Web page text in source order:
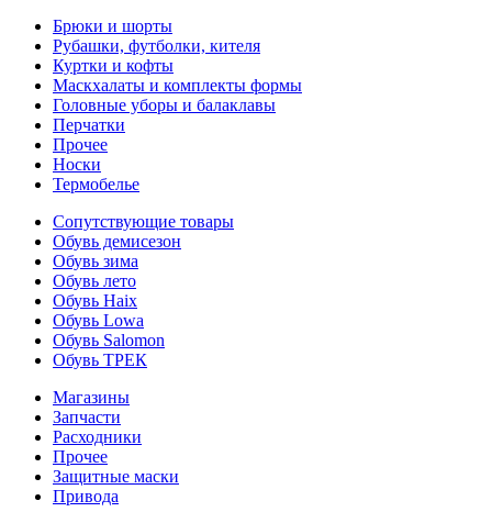
Брюки и шорты
Рубашки, футболки, кителя
Куртки и кофты
Маскхалаты и комплекты формы
Головные уборы и балаклавы
Перчатки
Прочее
Носки
Термобелье
Сопутствующие товары
Обувь демисезон
Обувь зима
Обувь лето
Обувь Haix
Обувь Lowa
Обувь Salomon
Обувь ТРЕК
Магазины
Запчасти
Расходники
Прочее
Защитные маски
Привода